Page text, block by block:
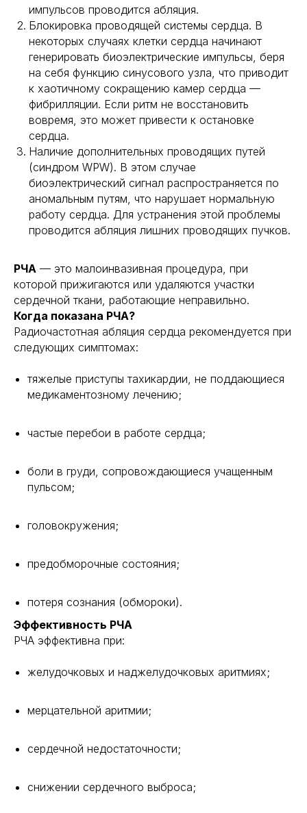
импульсов проводится абляция.
Блокировка проводящей системы сердца. В
некоторых случаях клетки сердца начинают
генерировать биоэлектрические импульсы, беря
на себя функцию синусового узла, что приводит
к хаотичному сокращению камер сердца —
фибрилляции. Если ритм не восстановить
вовремя, это может привести к остановке
сердца.
Наличие дополнительных проводящих путей
(синдром WPW). В этом случае
биоэлектрический сигнал распространяется по
аномальным путям, что нарушает нормальную
работу сердца. Для устранения этой проблемы
проводится абляция лишних проводящих пучков.
РЧА — это малоинвазивная процедура, при
которой прижигаются или удаляются участки
сердечной ткани, работающие неправильно.
Когда показана РЧА?
Радиочастотная абляция сердца рекомендуется при
следующих симптомах:
тяжелые приступы тахикардии, не поддающиеся
медикаментозному лечению;
частые перебои в работе сердца;
боли в груди, сопровождающиеся учащенным
пульсом;
головокружения;
предобморочные состояния;
потеря сознания (обмороки).
Эффективность РЧА
РЧА эффективна при:
желудочковых и наджелудочковых аритмиях;
мерцательной аритмии;
сердечной недостаточности;
снижении сердечного выброса;